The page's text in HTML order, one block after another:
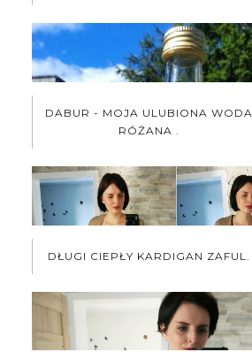
DABUR - MOJA ULUBIONA WODA
RÓŻANA .
DŁUGI CIEPŁY KARDIGAN ZAFUL.